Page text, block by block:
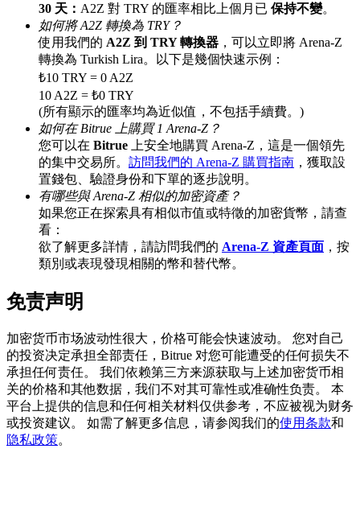
邀請朋友獲得現金獎勵
BTC 專享獎勵
BTC 專享獎勵
充值並交易BTC瓜分 25,000 USDT 獎池！
充值CASHCAT & 赢取
瓜分 500000 CASHCAT 獎池
BitMart 用戶遷移專享
30 天： A2Z 對 TRY 的匯率相比上個月已 保持不變。
如何將 A2Z 轉換為 TRY？
使用我們的 A2Z 到 TRY 轉換器 ，可以立即將 Arena-Z
轉換為 Turkish Lira。以下是幾個快速示例：
₺10 TRY = 0 A2Z
10 A2Z = ₺0 TRY
(所有顯示的匯率均為近似值，不包括手續費。)
如何在 Bitrue 上購買 1 Arena-Z？
您可以在 Bitrue 上安全地購買 Arena-Z，這是一個領先
的集中交易所。 訪問我們的 Arena-Z 購買指南 ，獲取設
置錢包、驗證身份和下單的逐步說明。
有哪些與 Arena-Z 相似的加密資產？
如果您正在探索具有相似市值或特徵的加密貨幣，請查
看：
欲了解更多詳情，請訪問我們的 Arena-Z 資產頁面 ，按
類別或表現發現相關的幣和替代幣。
免责声明
加密货币市场波动性很大，价格可能会快速波动。 您对自己
的投资决定承担全部责任，Bitrue 对您可能遭受的任何损失不
承担任何责任。 我们依赖第三方来源获取与上述加密货币相
关的价格和其他数据，我们不对其可靠性或准确性负责。 本
平台上提供的信息和任何相关材料仅供参考，不应被视为财务
或投资建议。 如需了解更多信息，请参阅我们的使用条款和
隐私政策。